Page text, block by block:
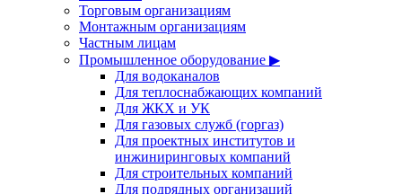
Торговым организациям
Монтажным организациям
Частным лицам
Промышленное оборудование ▶
Для водоканалов
Для теплоснабжающих компаний
Для ЖКХ и УК
Для газовых служб (горгаз)
Для проектных институтов и
инжиниринговых компаний
Для строительных компаний
Для подрядных организаций